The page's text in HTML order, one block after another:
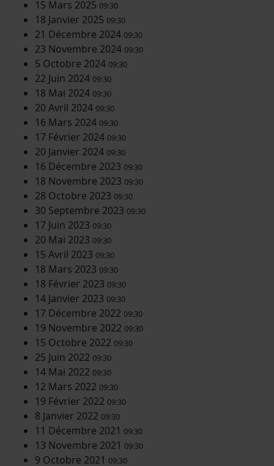
15 Mars 2025 09:30
18 Janvier 2025 09:30
21 Décembre 2024 09:30
23 Novembre 2024 09:30
5 Octobre 2024 09:30
22 Juin 2024 09:30
18 Mai 2024 09:30
20 Avril 2024 09:30
16 Mars 2024 09:30
17 Février 2024 09:30
20 Janvier 2024 09:30
16 Décembre 2023 09:30
18 Novembre 2023 09:30
28 Octobre 2023 09:30
30 Septembre 2023 09:30
17 Juin 2023 09:30
20 Mai 2023 09:30
15 Avril 2023 09:30
18 Mars 2023 09:30
18 Février 2023 09:30
14 Janvier 2023 09:30
17 Décembre 2022 09:30
19 Novembre 2022 09:30
15 Octobre 2022 09:30
25 Juin 2022 09:30
14 Mai 2022 09:30
12 Mars 2022 09:30
19 Février 2022 09:30
8 Janvier 2022 09:30
11 Décembre 2021 09:30
13 Novembre 2021 09:30
9 Octobre 2021 09:30